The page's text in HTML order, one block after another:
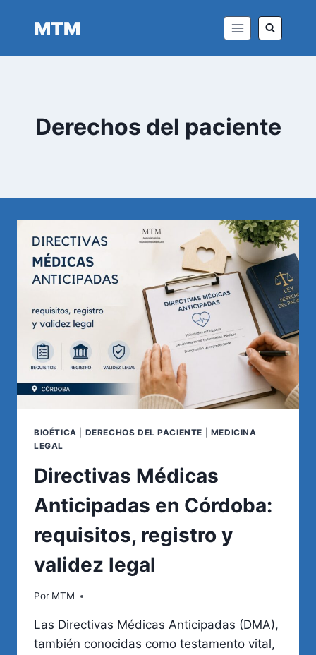
MTM
Derechos del paciente
BIOÉTICA DERECHOS DEL PACIENTE
MEDICINA
LEGAL
Directivas Médicas
Anticipadas en Córdoba:
requisitos, registro y
validez legal
Por MTM
Las Directivas Médicas Anticipadas (DMA),
también conocidas como testamento vital,